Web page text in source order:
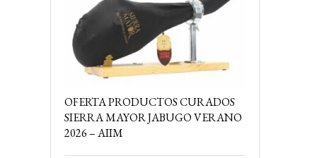
OFERTA PRODUCTOS CURADOS
SIERRA MAYOR JABUGO VERANO
2026 – AIIM